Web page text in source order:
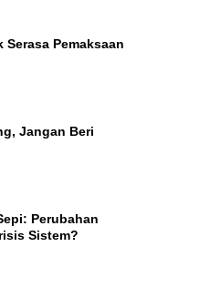
Serasa Pemaksaan
Jangan Beri
Perubahan
Sistem?